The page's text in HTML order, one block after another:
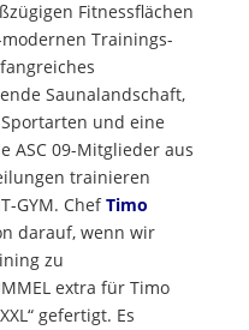
Fitnessflächen
Trainings-
Saunalandschaft,
und eine
ASC 09-Mitglieder aus
trainieren
GYM. ChefTimo
darauf, wenn wir
zu
extra für Timo
gefertigt. Es